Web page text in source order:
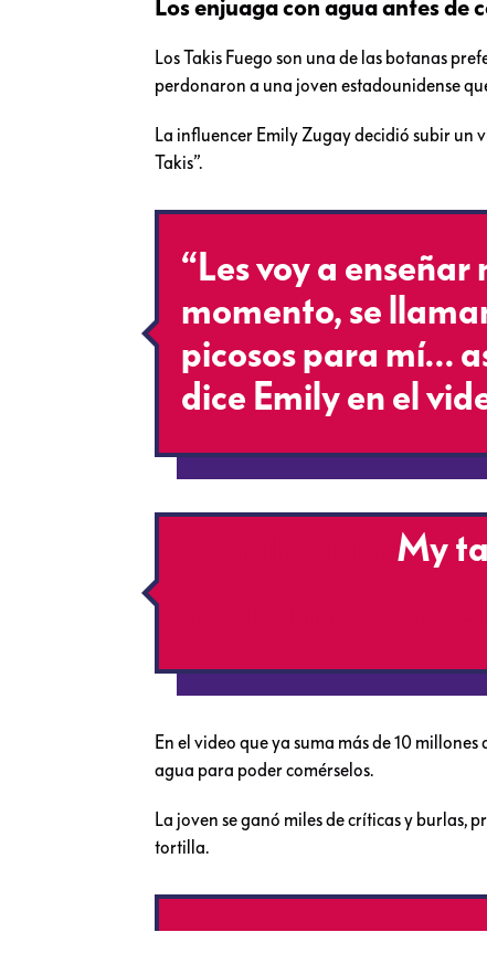
Los enjuaga con agua antes de
Los Takis Fuego son una de las botanas
perdonaron a una joven estadounidense
La influencer Emily Zugay decidió subir un
Takis”.
“Les voy a
momento, se
picosos para mí…
dice Emily en el
My
En el video que ya suma más de 10
agua para poder comérselos.
La joven se ganó miles de críticas y burlas,
tortilla.